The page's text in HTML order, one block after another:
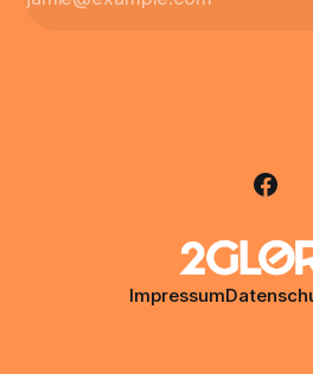
Impressum